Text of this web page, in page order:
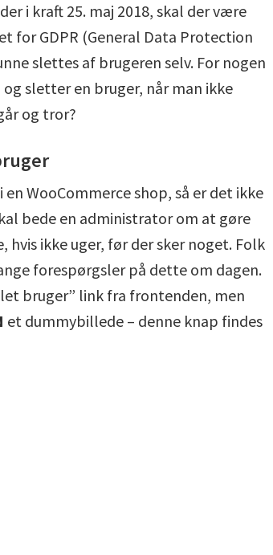
i kraft 25. maj 2018, skal der være
for GDPR (General Data Protection
slettes af brugeren selv. For nogen
sletter en bruger, når man ikke
og tror?
WooCommerce shop, så er det ikke
bede en administrator om at gøre
ikke uger, før der sker noget. Folk
forespørgsler på dette om dagen.
bruger” link fra frontenden, men
et dummybillede – denne knap findes